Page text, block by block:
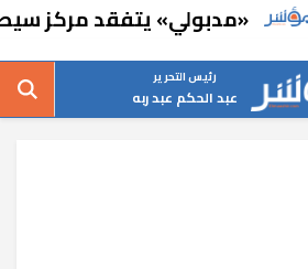
«مدبولي» يتفقد مركز سيطرة
رئيس التحرير
عبد الحكم عبد ربه